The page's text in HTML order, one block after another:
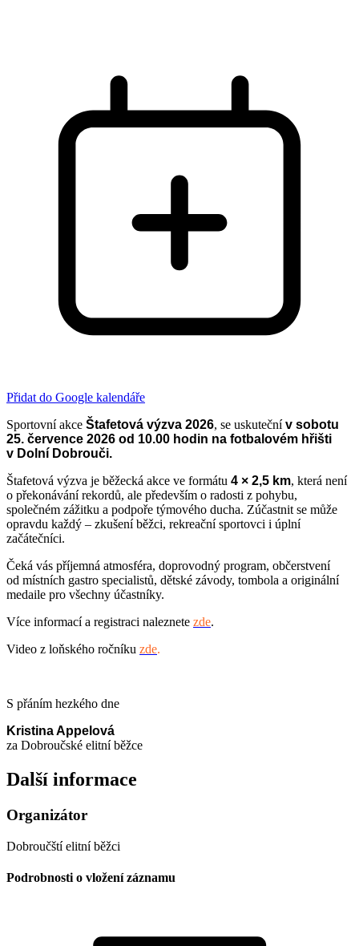
Přidat do Google kalendáře
Sportovní akce Štafetová výzva 2026, se uskutečnív sobotu
25. července 2026 od 10.00 hodin na fotbalovém hřišti
v Dolní Dobrouči.
Štafetová výzva je běžecká akce ve formátu 4 × 2,5 km, která není
o překonávání rekordů, ale především o radosti z pohybu,
společném zážitku a podpoře týmového ducha. Zúčastnit se může
opravdu každý – zkušení běžci, rekreační sportovci i úplní
začátečníci.
Čeká vás příjemná atmosféra, doprovodný program, občerstvení
od místních gastro specialistů, dětské závody, tombola a originální
medaile pro všechny účastníky.
Více informací a registraci naleznete zde.
Video z loňského ročníku zde.
S přáním hezkého dne
Kristina Appelová
za Dobroučské elitní běžce
Další informace
Organizátor
Dobroučští elitní běžci
Podrobnosti o vložení záznamu